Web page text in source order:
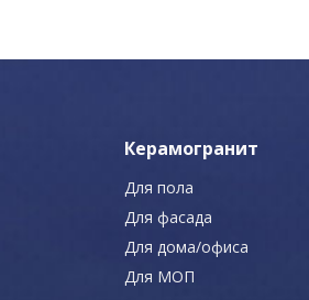
Керамогранит
Для пола
Для фасада
Для дома/офиса
Для МОП